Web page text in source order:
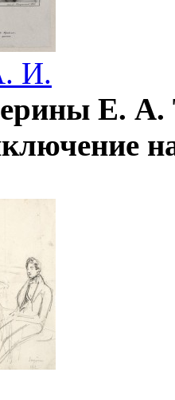
И.
Е. А.